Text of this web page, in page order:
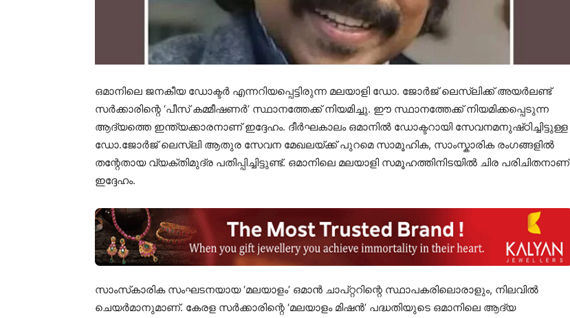
ഒമാനിലെ ജനകീയ ഡോക്ടർ എന്നറിയപ്പെട്ടിരുന്ന മലയാളി ഡോ. ജോർജ് ലെസ്ലിക്ക്‌ അയർലണ്ട്
സർക്കാരിന്റെ ‘പീസ് കമ്മീഷണർ’ സ്ഥാനത്തേക്ക് നിയമിച്ചു. ഈ സ്ഥാനത്തേക്ക് നിയമിക്കപ്പെടുന്ന
ആദ്യത്തെ ഇന്ത്യക്കാരനാണ് ഇദ്ദേഹം. ദീർഘകാലം ഒമാനിൽ ഡോക്ടറായി സേവനമനുഷ്‍ഠിച്ചിട്ടുള്ള
ഡോ.ജോർജ് ലെസ്ലി ആതുര സേവന മേഖലയ്‍ക്ക് പുറമെ സാമൂഹിക, സാംസ്കാരിക രംഗങ്ങളിൽ
തന്റേതായ വ്യക്തിമുദ്ര പതിപ്പിച്ചിട്ടുണ്ട്. ഒമാനിലെ മലയാളി സമൂഹത്തിനിടയിൽ ചിര പരിചിതനാണ്
ഇദ്ദേഹം.
സാംസ്‍കാരിക സംഘടനയായ ‘മലയാളം’ ഒമാൻ ചാപ്റ്ററിന്റെ സ്ഥാപകരിലൊരാളും, നിലവിൽ
ചെയർമാനുമാണ്. കേരള സർക്കാരിന്റെ ‘മലയാളം മിഷൻ’ പദ്ധതിയുടെ ഒമാനിലെ ആദ്യ